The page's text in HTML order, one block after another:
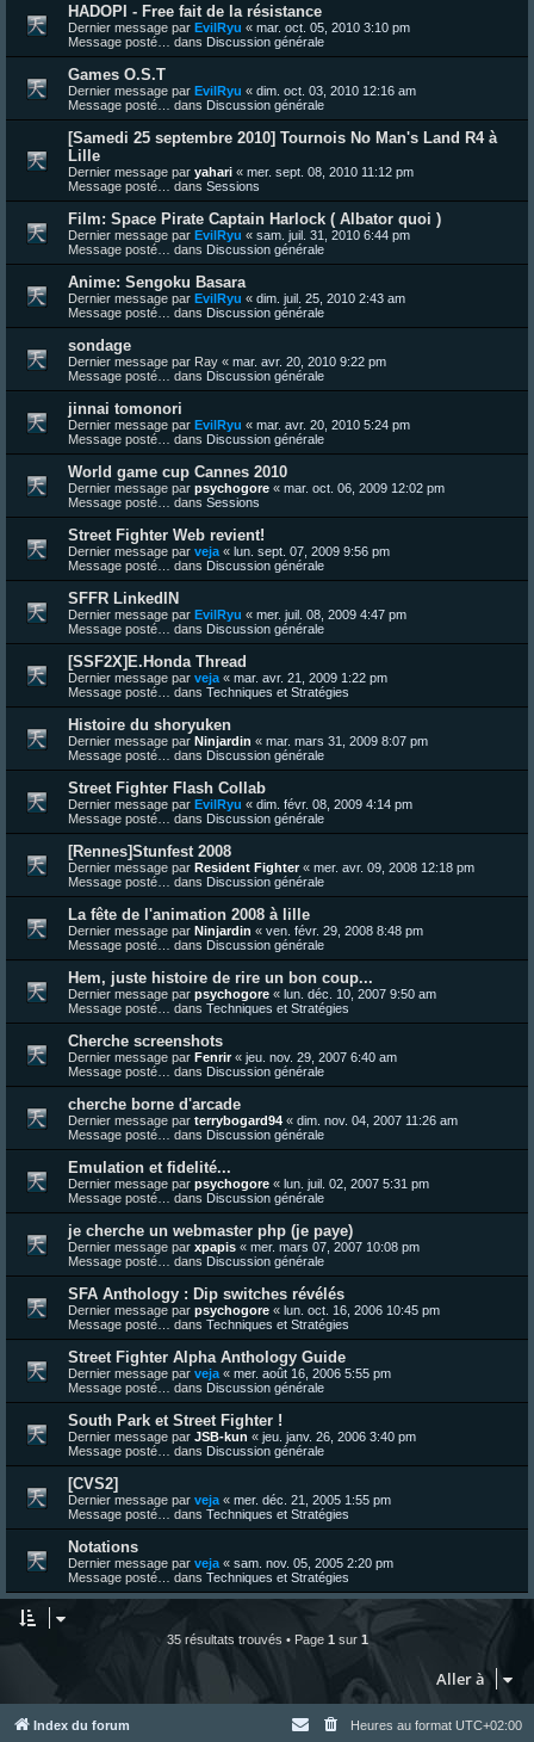
HADOPI - Free fait de la résistance
Dernier message par EvilRyu « mar. oct. 05, 2010 3:10 pm
Message posté… dans Discussion générale
Games O.S.T
Dernier message par EvilRyu « dim. oct. 03, 2010 12:16 am
Message posté… dans Discussion générale
[Samedi 25 septembre 2010] Tournois No Man's Land R4 à
Lille
Dernier message par yahari « mer. sept. 08, 2010 11:12 pm
Message posté… dans Sessions
Film: Space Pirate Captain Harlock ( Albator quoi )
Dernier message par EvilRyu « sam. juil. 31, 2010 6:44 pm
Message posté… dans Discussion générale
Anime: Sengoku Basara
Dernier message par EvilRyu « dim. juil. 25, 2010 2:43 am
Message posté… dans Discussion générale
sondage
Dernier message par Ray « mar. avr. 20, 2010 9:22 pm
Message posté… dans Discussion générale
jinnai tomonori
Dernier message par EvilRyu « mar. avr. 20, 2010 5:24 pm
Message posté… dans Discussion générale
World game cup Cannes 2010
Dernier message par psychogore « mar. oct. 06, 2009 12:02 pm
Message posté… dans Sessions
Street Fighter Web revient!
Dernier message par veja « lun. sept. 07, 2009 9:56 pm
Message posté… dans Discussion générale
SFFR LinkedIN
Dernier message par EvilRyu « mer. juil. 08, 2009 4:47 pm
Message posté… dans Discussion générale
[SSF2X]E.Honda Thread
Dernier message par veja « mar. avr. 21, 2009 1:22 pm
Message posté… dans Techniques et Stratégies
Histoire du shoryuken
Dernier message par Ninjardin « mar. mars 31, 2009 8:07 pm
Message posté… dans Discussion générale
Street Fighter Flash Collab
Dernier message par EvilRyu « dim. févr. 08, 2009 4:14 pm
Message posté… dans Discussion générale
[Rennes]Stunfest 2008
Dernier message par Resident Fighter« mer. avr. 09, 2008 12:18 pm
Message posté… dans Discussion générale
La fête de l'animation 2008 à lille
Dernier message par Ninjardin « ven. févr. 29, 2008 8:48 pm
Message posté… dans Discussion générale
Hem, juste histoire de rire un bon coup...
Dernier message par psychogore « lun. déc. 10, 2007 9:50 am
Message posté… dans Techniques et Stratégies
Cherche screenshots
Dernier message par Fenrir« jeu. nov. 29, 2007 6:40 am
Message posté… dans Discussion générale
cherche borne d'arcade
Dernier message par terrybogard94 « dim. nov. 04, 2007 11:26 am
Message posté… dans Discussion générale
Emulation et fidelité...
Dernier message par psychogore « lun. juil. 02, 2007 5:31 pm
Message posté… dans Discussion générale
je cherche un webmaster php (je paye)
Dernier message par xpapis « mer. mars 07, 2007 10:08 pm
Message posté… dans Discussion générale
SFA Anthology : Dip switches révélés
Dernier message par psychogore « lun. oct. 16, 2006 10:45 pm
Message posté… dans Techniques et Stratégies
Street Fighter Alpha Anthology Guide
Dernier message par veja « mer. août 16, 2006 5:55 pm
Message posté… dans Discussion générale
South Park et Street Fighter !
Dernier message par JSB-kun « jeu. janv. 26, 2006 3:40 pm
Message posté… dans Discussion générale
[CVS2]
Dernier message par veja « mer. déc. 21, 2005 1:55 pm
Message posté… dans Techniques et Stratégies
Notations
Dernier message par veja « sam. nov. 05, 2005 2:20 pm
Message posté… dans Techniques et Stratégies
35 résultats trouvés • Page 1 sur 1
Aller à
Index du forum Heures au format UTC+02:00